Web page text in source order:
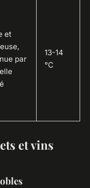
et
par
13-14
°C
et vins